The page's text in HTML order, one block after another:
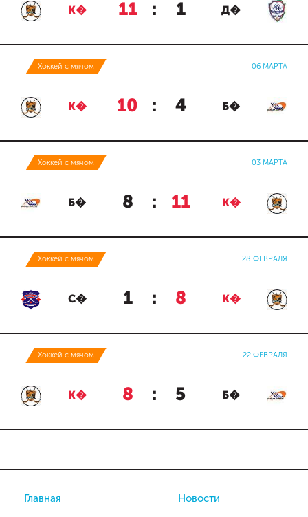
К� 11 : 1 Д�
Хоккей с мячом 06 МАРТА
К� 10 : 4 Б�
Хоккей с мячом 03 МАРТА
Б� 8 : 11 К�
Хоккей с мячом 28 ФЕВРАЛЯ
С� 1 : 8 К�
Хоккей с мячом 22 ФЕВРАЛЯ
К� 8 : 5 Б�
Главная Новости